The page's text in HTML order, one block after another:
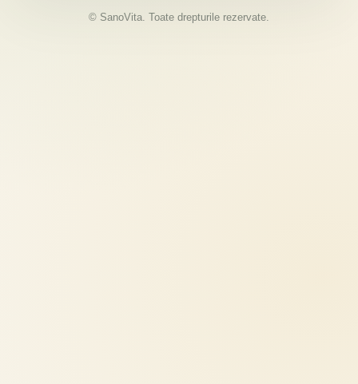
© SanoVita. Toate drepturile rezervate.